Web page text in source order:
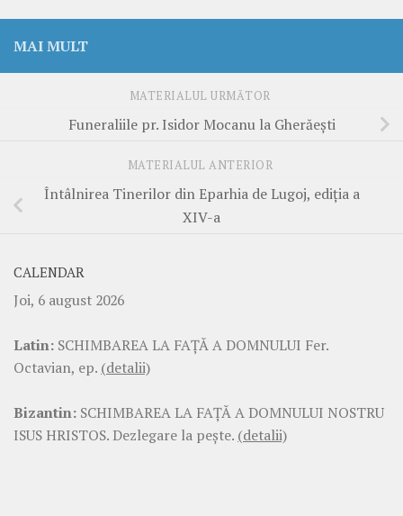
MAI MULT
MATERIALUL URMĂTOR
Funeraliile pr. Isidor Mocanu la Gherăeşti
MATERIALUL ANTERIOR
Întâlnirea Tinerilor din Eparhia de Lugoj, ediţia a
XIV-a
CALENDAR
Joi, 6 august 2026
Latin: SCHIMBAREA LA FAŢĂ A DOMNULUI Fer.
Octavian, ep. (detalii)
Bizantin: SCHIMBAREA LA FAŢĂ A DOMNULUI NOSTRU
ISUS HRISTOS. Dezlegare la pește. (detalii)